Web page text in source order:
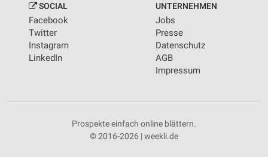
SOCIAL
Facebook
Twitter
Instagram
LinkedIn
UNTERNEHMEN
Jobs
Presse
Datenschutz
AGB
Impressum
Prospekte einfach online blättern.
© 2016-2026 | weekli.de